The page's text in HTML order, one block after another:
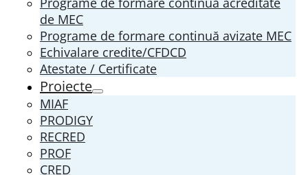
de MEC
Programe de formare continuă avizate MEC
Echivalare credite/CFDCD
Atestate / Certificate
Proiecte
MIAF
PRODIGY
RECRED
PROF
CRED